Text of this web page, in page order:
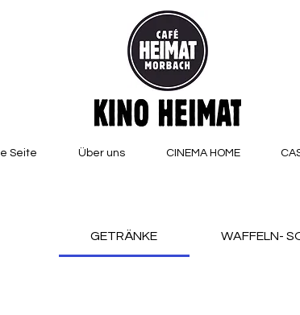
Seite Über uns CINEMA HOME
GETRÄNKE WAFFELN-